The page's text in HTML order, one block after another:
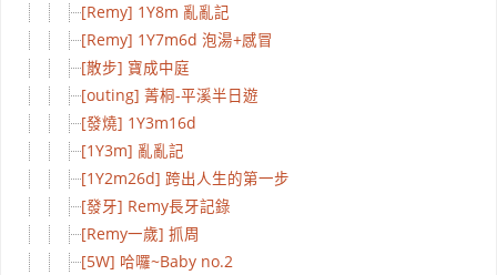
[Remy] 1Y8m 亂亂記
[Remy] 1Y7m6d 泡湯+感冒
[散步] 寶成中庭
[outing] 菁桐-平溪半日遊
[發燒] 1Y3m16d
[1Y3m] 亂亂記
[1Y2m26d] 跨出人生的第一步
[發牙] Remy長牙記錄
[Remy一歲] 抓周
[5W] 哈囉~Baby no.2